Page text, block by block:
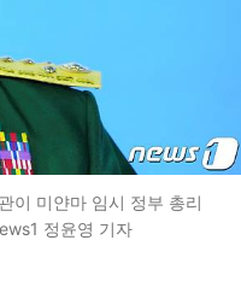
이 미얀마 임시 정부 총리
정윤영 기자